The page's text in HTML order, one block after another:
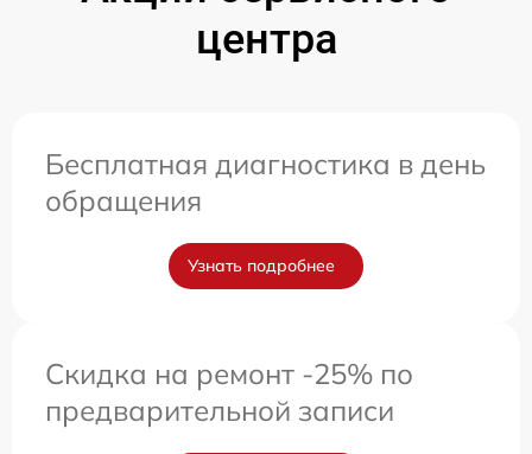
центра
Бесплатная диагностика в день
обращения
Узнать подробнее
Скидка на ремонт -25% по
предварительной записи